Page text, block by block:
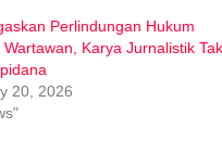
Perlindungan Hukum
Wartawan, Karya Jurnalistik Tak
20, 2026